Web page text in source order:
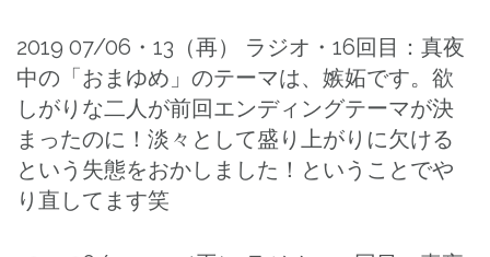
2019 07/06・13（再） ラジオ・16回目：真夜
中の「おまゆめ」のテーマは、嫉妬です。欲
しがりな二人が前回エンディングテーマが決
まったのに！淡々として盛り上がりに欠ける
という失態をおかしました！ということでや
り直してます笑